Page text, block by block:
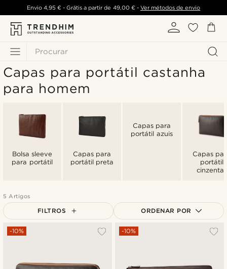
Procurar
Envio 4,95 €- Grátis a partir de 49,00 €- Ver métodos de envio
Capas para portátil castanha
para homem
Bolsa sleeve
para portátil
Capas para
portátil preta
Capas para
portátil azuis
Capas
portátil
cinzentas
5 Artigos
FILTROS ORDENAR POR
Mais vendidos
-10% -10%